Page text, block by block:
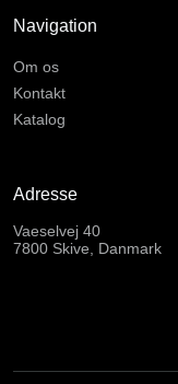
Navigation
Om os
Kontakt
Katalog
Adresse
Vaeselvej 40
7800 Skive, Danmark